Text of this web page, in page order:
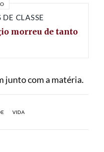
DE CLASSE
morreu de tanto
junto com a matéria.
VIDA